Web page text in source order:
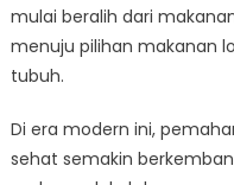
mulai beralih dari
menuju pilihan makanan
tubuh.
Di era modern ini,
sehat semakin